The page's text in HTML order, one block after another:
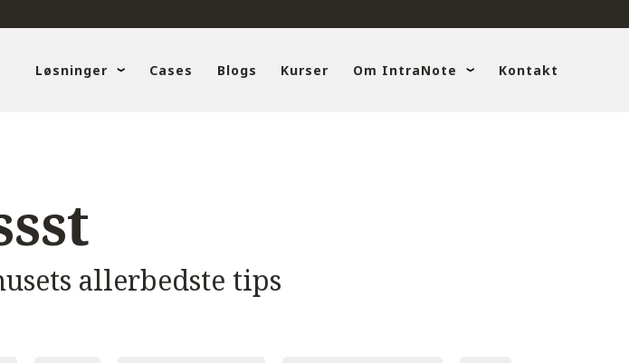
Løsninger Cases Blogs Kurser Om IntraNote Kontakt
allerbedste tips